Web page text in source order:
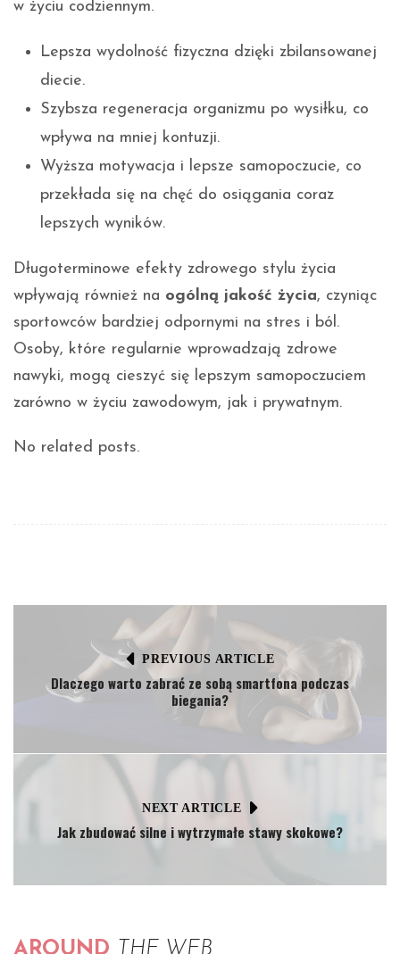
w życiu codziennym.
Lepsza wydolność fizyczna dzięki zbilansowanej
diecie.
Szybsza regeneracja organizmu po wysiłku, co
wpływa na mniej kontuzji.
Wyższa motywacja i lepsze samopoczucie, co
przekłada się na chęć do osiągania coraz
lepszych wyników.
Długoterminowe efekty zdrowego stylu życia
wpływają również na ogólną jakość życia, czyniąc
sportowców bardziej odpornymi na stres i ból.
Osoby, które regularnie wprowadzają zdrowe
nawyki, mogą cieszyć się lepszym samopoczuciem
zarówno w życiu zawodowym, jak i prywatnym.
No related posts.
PREVIOUS ARTICLE
Dlaczego warto zabrać ze sobą smartfona podczas
biegania?
NEXT ARTICLE
Jak zbudować silne i wytrzymałe stawy skokowe?
AROUND THE WEB